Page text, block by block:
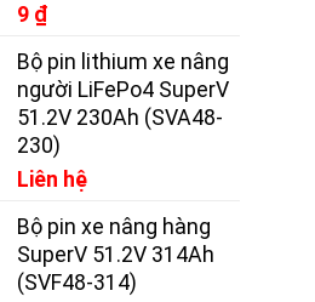
9 ₫
Bộ pin lithium xe nâng
người LiFePo4 SuperV
51.2V 230Ah (SVA48-
230)
Liên hệ
Bộ pin xe nâng hàng
SuperV 51.2V 314Ah
(SVF48-314)